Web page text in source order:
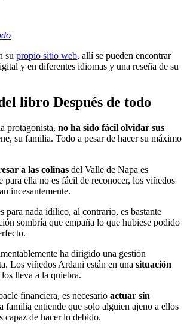
su propio sitio web, allí se pueden encontrar
y en diferentes idiomas y una reseña de su
libro Después de todo
protagonista, no ha sido fácil olvidar sus
su familia. Todo a pesar de hacer su máximo
a las colinas del Valle de Napa es
para ella no es fácil de reconocer, los viñedos
incesantemente.
para nada idílico, al contrario, es bastante
sombría que empaña lo que hubiese podido
ha dirigido una gestión
Los viñedos Ardani están en una situación
los lleva a la quiebra.
financiera, es necesario actuar sin
familia entiende que solo alguien ajeno a ellos
capaz de hacer lo debido.